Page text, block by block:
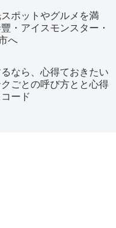
ポットやグルメを満
・アイスモンスター・
へ
なら、心得ておきたい
ごとの呼び方とと心得
ード